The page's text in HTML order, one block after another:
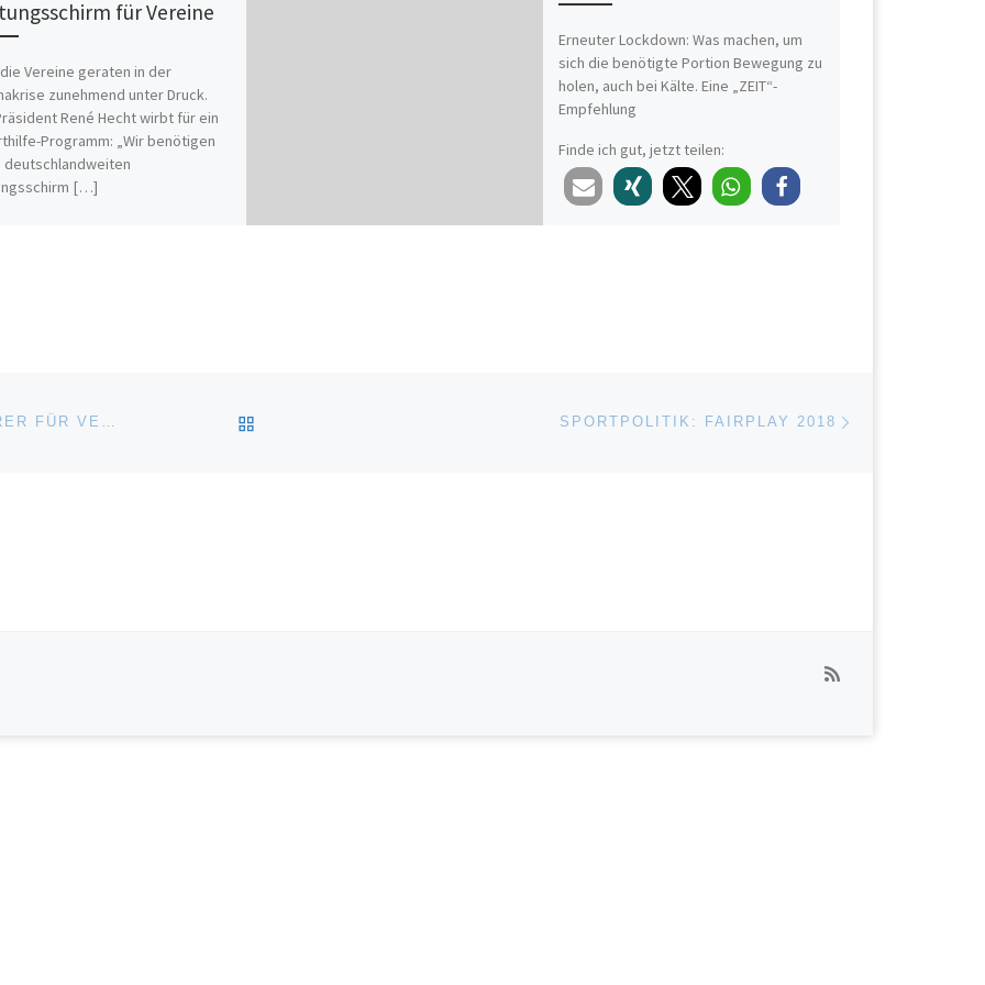
für Vereine
Vereine geraten in der
zunehmend unter Druck.
René Hecht wirbt für ein
Programm: „Wir benötigen
deutschlandweiten
[…]
Erneuter Lockdown: Was machen, um
sich die benötigte Portion Bewegung zu
holen, auch bei Kälte. Eine „ZEIT“-
Empfehlung
Finde ich gut, jetzt teilen:
VOLLEYBALL: NEUER GESCHÄFTSFÜHRER FÜR VERMARKTUNG GEFUNDEN SPORTPOLITIK: FAIRPLAY 2018